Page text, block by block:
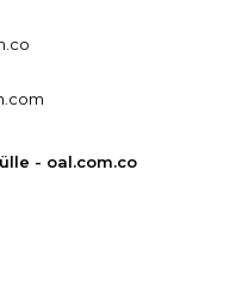
- oal.com.co